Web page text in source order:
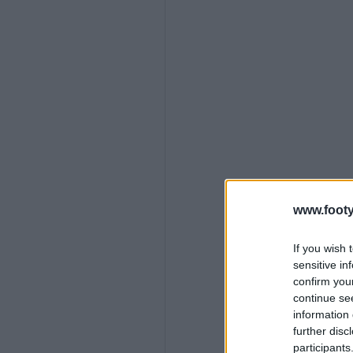
If you wish
sensitive
confirm
continue
information
further